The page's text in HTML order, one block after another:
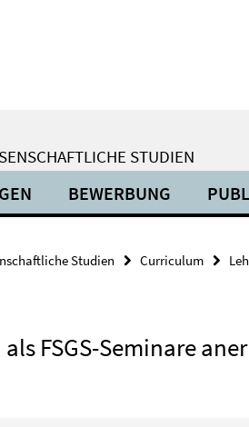
STUDIEN
BEWERBUNG
Studien Curriculum
FSGS-Seminare